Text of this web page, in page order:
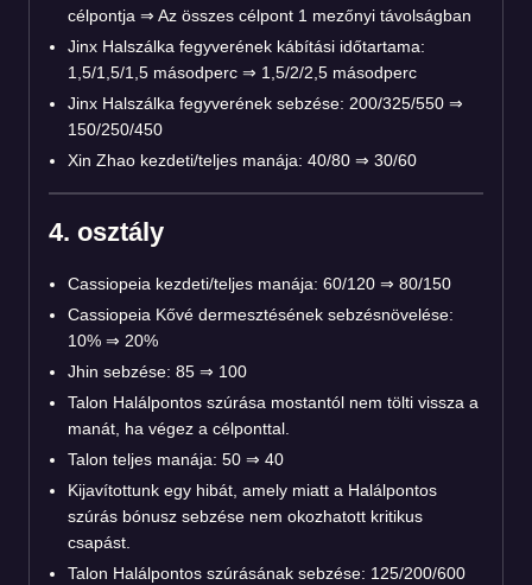
célpontja ⇒ Az összes célpont 1 mezőnyi távolságban
Jinx Halszálka fegyverének kábítási időtartama:
1,5/1,5/1,5 másodperc ⇒ 1,5/2/2,5 másodperc
Jinx Halszálka fegyverének sebzése: 200/325/550 ⇒
150/250/450
Xin Zhao kezdeti/teljes manája: 40/80 ⇒ 30/60
4. osztály
Cassiopeia kezdeti/teljes manája: 60/120 ⇒ 80/150
Cassiopeia Kővé dermesztésének sebzésnövelése:
10% ⇒ 20%
Jhin sebzése: 85 ⇒ 100
Talon Halálpontos szúrása mostantól nem tölti vissza a
manát, ha végez a célponttal.
Talon teljes manája: 50 ⇒ 40
Kijavítottunk egy hibát, amely miatt a Halálpontos
szúrás bónusz sebzése nem okozhatott kritikus
csapást.
Talon Halálpontos szúrásának sebzése: 125/200/600